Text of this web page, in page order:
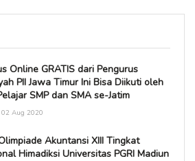
Online GRATIS dari Pengurus
PII Jawa Timur Ini Bisa Diikuti oleh
SMP dan SMA se-Jatim
02 Aug 2020
Akuntansi XIII Tingkat
Himadiksi Universitas PGRI Madiun